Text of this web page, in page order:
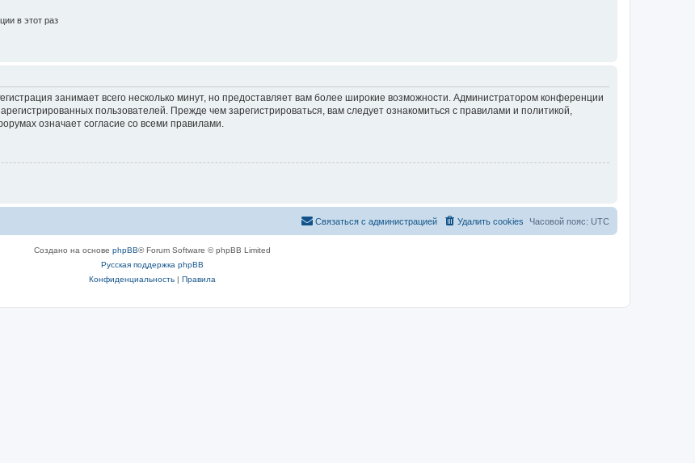
в этот раз
занимает всего несколько минут, но предоставляет вам более широкие возможности. Администратором конференции
пользователей. Прежде чем зарегистрироваться, вам следует ознакомиться с правилами и политикой,
означает согласие со всеми правилами.
Часовой пояс: UTC
Удалить cookies
Связаться с администрацией
Создано на основе phpBB® Forum Software © phpBB Limited
Русская поддержка phpBB
Конфиденциальность| Правила